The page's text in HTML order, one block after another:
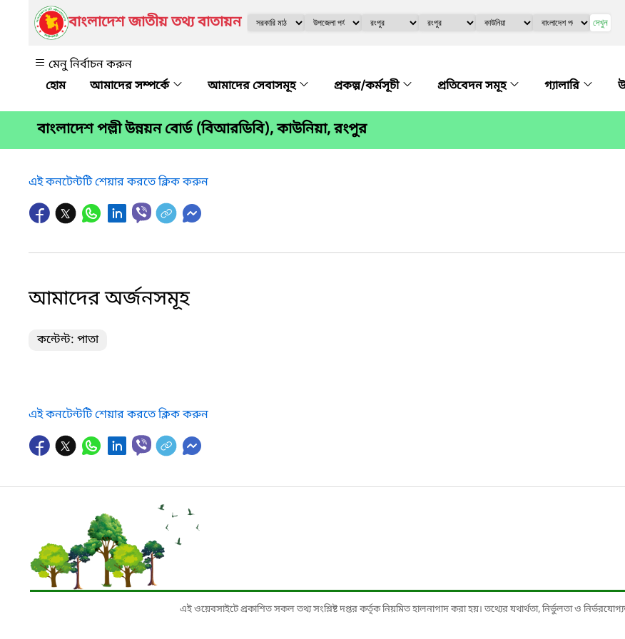
বাংলাদেশ জাতীয় তথ্য বাতায়ন দেখুন
মেনু নির্বাচন করুন
আমাদের সম্পর্কে
আমাদের সেবাসমূহ প্রকল্প/কর্মসূচী প্রতিবেদন সমূহ গ্যালারি
বাংলাদেশ পল্লী উন্নয়ন বোর্ড (বিআরডিবি), কাউনিয়া, রংপুর
এই কনটেন্টটি শেয়ার করতে ক্লিক করুন
আমাদের অর্জনসমূহ
কন্টেন্ট: পাতা
এই কনটেন্টটি শেয়ার করতে ক্লিক করুন
এই ওয়েবসাইটে প্রকাশিত সকল তথ্য সংশ্লিষ্ট দপ্তর কর্তৃক নিয়মিত হালনাগাদ করা হয়। তথ্যের যথার্থতা, নির্ভুলতা ও